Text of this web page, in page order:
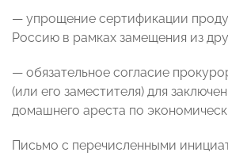
— упрощение сертификации
Россию в рамках замещения из
— обязательное согласие
(или его заместителя) для
домашнего ареста по
Письмо с перечисленными